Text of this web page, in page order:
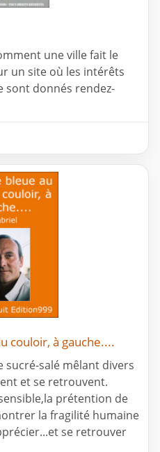
une ville fait le
un site où les intérêts
sont donnés rendez-
couloir, à gauche....
sucré-salé mêlant divers
et se retrouvent.
prétention de
la fragilité humaine
se retrouver